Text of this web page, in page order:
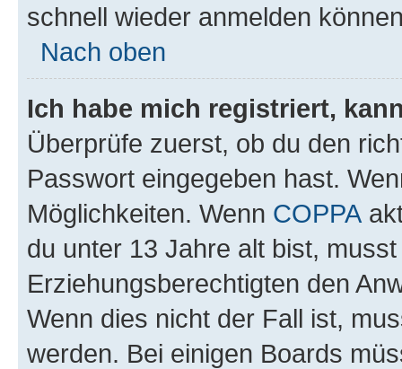
schnell wieder anmelden
Nach oben
Ich habe mich registriert,
Überprüfe zuerst, ob du den
Passwort eingegeben hast.
Möglichkeiten. Wenn COPPA
du unter 13 Jahre alt bist,
Erziehungsberechtigten den
Wenn dies nicht der Fall ist,
werden. Bei einigen Boards